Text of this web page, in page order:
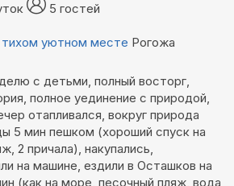
5 гостей
уютном месте Рогожа
с детьми, полный восторг,
полное уединение с природой,
отапливался, вокруг природа
5 мин пешком (хороший спуск на
2 причала), накупались,
на машине, ездили в Осташков на
(как на море, песочный пляж, вода